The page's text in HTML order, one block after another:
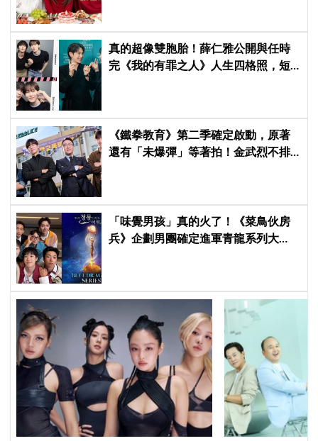
真的超像雙胞胎！薛仁雅公開與任時
完《我的有罪之人》人生四格照，短
《鐵拳教育》第二季確定啟動，原著
還有「未爆彈」等著拍！金武烈不排
「味覺男孩」真的火了！《菜鳥伙房
兵》企劃男團確定進軍青龍系列大